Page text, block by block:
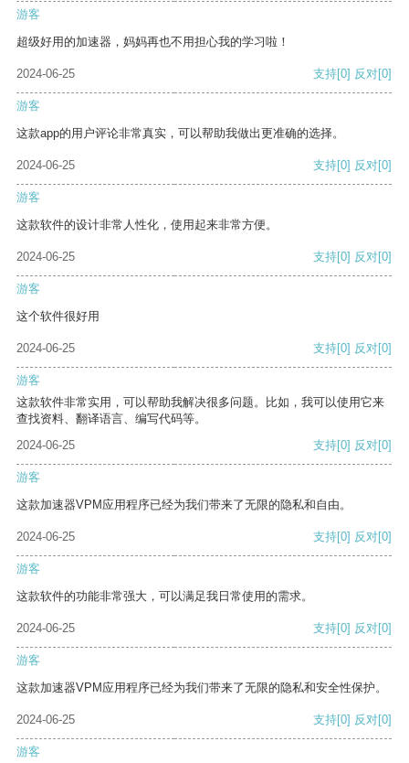
游客
超级好用的加速器，妈妈再也不用担心我的学习啦！
2024-06-25 支持[0] 反对[0]
游客
这款app的用户评论非常真实，可以帮助我做出更准确的选择。
2024-06-25 支持[0] 反对[0]
游客
这款软件的设计非常人性化，使用起来非常方便。
2024-06-25 支持[0] 反对[0]
游客
这个软件很好用
2024-06-25 支持[0] 反对[0]
游客
这款软件非常实用，可以帮助我解决很多问题。比如，我可以使用它来
查找资料、翻译语言、编写代码等。
2024-06-25
支持[0] 反对[0]
游客
这款加速器VPM应用程序已经为我们带来了无限的隐私和自由。
2024-06-25 支持[0] 反对[0]
游客
这款软件的功能非常强大，可以满足我日常使用的需求。
2024-06-25 支持[0] 反对[0]
游客
这款加速器VPM应用程序已经为我们带来了无限的隐私和安全性保护。
2024-06-25 支持[0] 反对[0]
游客